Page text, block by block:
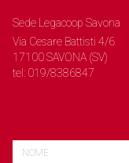
Sede Legacoop Savona
Via Cesare Battisti 4/6
17100 SAVONA (SV)
tel: 019/8386847